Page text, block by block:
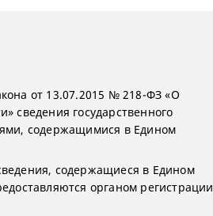
от 13.07.2015 № 218-ФЗ «О
сведения государственного
содержащимися в Едином
содержащиеся в Едином
органом регистрации